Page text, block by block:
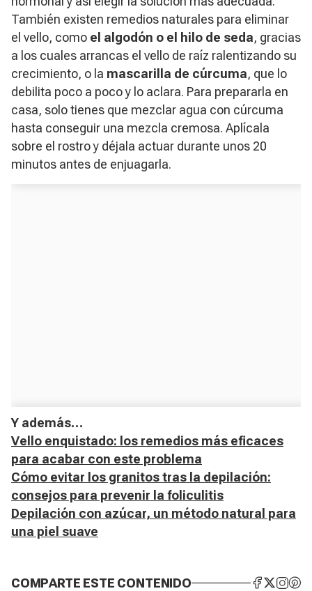
También existen remedios naturales para eliminar
el vello, como el algodón o el hilo de seda, gracias
a los cuales arrancas el vello de raíz ralentizando su
crecimiento, o la mascarilla de cúrcuma, que lo
debilita poco a poco y lo aclara. Para prepararla en
casa, solo tienes que mezclar agua con cúrcuma
hasta conseguir una mezcla cremosa. Aplícala
sobre el rostro y déjala actuar durante unos 20
minutos antes de enjuagarla.
Y además…
Vello enquistado: los remedios más eficaces
para acabar con este problema
Cómo evitar los granitos tras la depilación:
consejos para prevenir la foliculitis
Depilación con azúcar, un método natural para
una piel suave
COMPARTE ESTE CONTENIDO